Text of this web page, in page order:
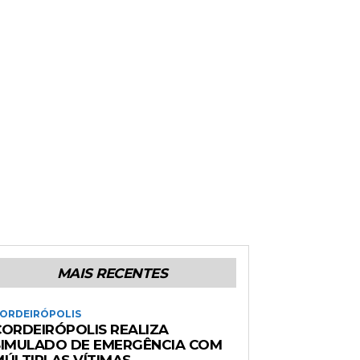
MAIS RECENTES
REALIZA
DE EMERGÊNCIA COM